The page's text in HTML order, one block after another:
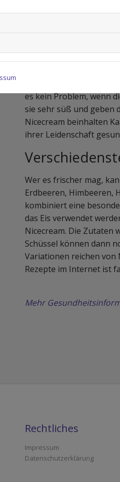
Pflanzendrink
Die Bananen müssen
in Nicecream
Geschmack und je
Hafer, Mandel, Soja
dazugegeben und je
es kein Problem, wenn
sie sehr süß und geben
Nicecream beinhalten
ihrer Leidenschaft
Wer es frischer mag,
Erdbeeren, Himbeeren,
kombiniert eine
das Eis verwendet
Nicecream. Die Zutaten
Schüssel können dann
Variationen reichen von
Rezepte im Internet ist
Mehr
Rechtliches
Impressum
Datenschutzerklärung